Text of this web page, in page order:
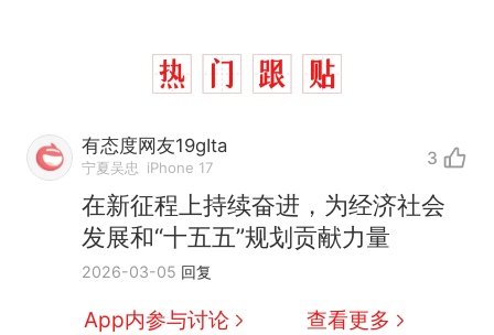
有态度网友19gIta
宁夏吴忠 iPhone 17 3
在新征程上持续奋进，为经济社会
发展和“十五五”规划贡献力量
2026-03-05 回复
App内参与讨论 查看更多